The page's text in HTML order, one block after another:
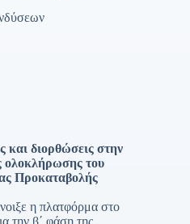
και διορθώσεις στην
ολοκλήρωσης του
Προκαταβολής
η πλατφόρμα στο
την β΄ φάση της